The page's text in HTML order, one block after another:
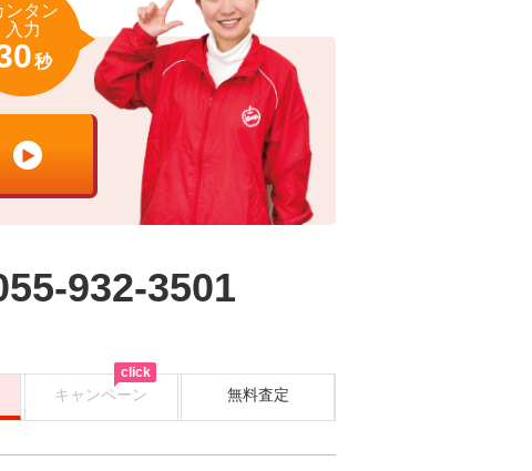
ンタン
入力
秒
932-3501
キャンペーン 無料査定
click